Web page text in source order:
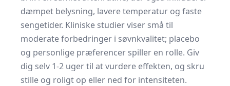
dæmpet belysning, lavere temperatur og faste
sengetider. Kliniske studier viser små til
moderate forbedringer i søvnkvalitet; placebo
og personlige præferencer spiller en rolle. Giv
dig selv 1-2 uger til at vurdere effekten, og skru
stille og roligt op eller ned for intensiteten.